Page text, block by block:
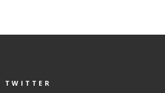
TWITTER